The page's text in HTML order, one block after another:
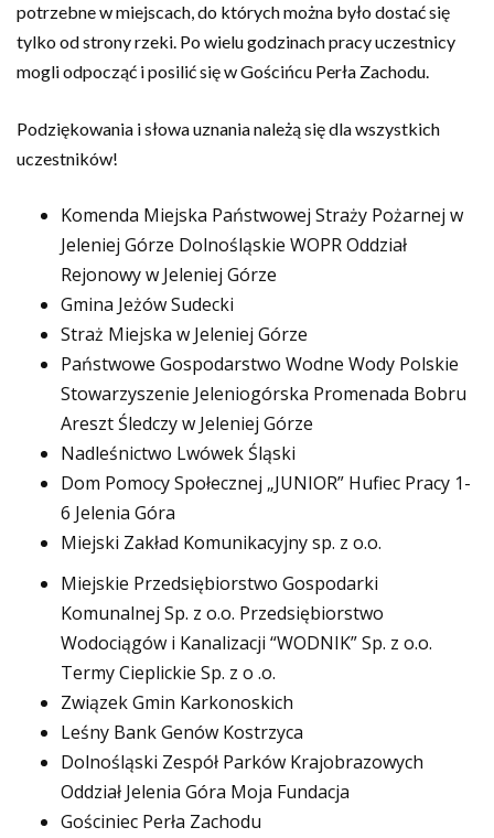
potrzebne w miejscach, do których można było dostać się
tylko od strony rzeki. Po wielu godzinach pracy uczestnicy
mogli odpocząć i posilić się w Gościńcu Perła Zachodu.
Podziękowania i słowa uznania należą się dla wszystkich
uczestników!
Komenda Miejska Państwowej Straży Pożarnej w
Jeleniej Górze Dolnośląskie WOPR Oddział
Rejonowy w Jeleniej Górze
Gmina Jeżów Sudecki
Straż Miejska w Jeleniej Górze
Państwowe Gospodarstwo Wodne Wody Polskie
Stowarzyszenie Jeleniogórska Promenada Bobru
Areszt Śledczy w Jeleniej Górze
Nadleśnictwo Lwówek Śląski
Dom Pomocy Społecznej „JUNIOR” Hufiec Pracy 1-
6 Jelenia Góra
Miejski Zakład Komunikacyjny sp. z o.o.
Miejskie Przedsiębiorstwo Gospodarki
Komunalnej Sp. z o.o. Przedsiębiorstwo
Wodociągów i Kanalizacji “WODNIK” Sp. z o.o.
Termy Cieplickie Sp. z o .o.
Związek Gmin Karkonoskich
Leśny Bank Genów Kostrzyca
Dolnośląski Zespół Parków Krajobrazowych
Oddział Jelenia Góra Moja Fundacja
Gościniec Perła Zachodu